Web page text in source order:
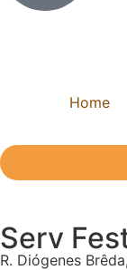
Home
Serv
R. Diógenes